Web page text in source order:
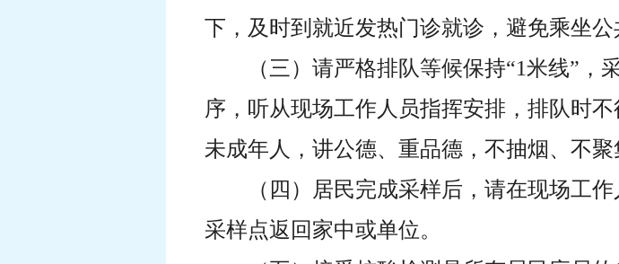
下，及时到就近发热门诊就诊，避免乘坐公
（三）请严格排队等候保持“1米线”
序，听从现场工作人员指挥安排，排队时
未成年人，讲公德、重品德，不抽烟、不聚
（四）居民完成采样后，请在现场工
采样点返回家中或单位。